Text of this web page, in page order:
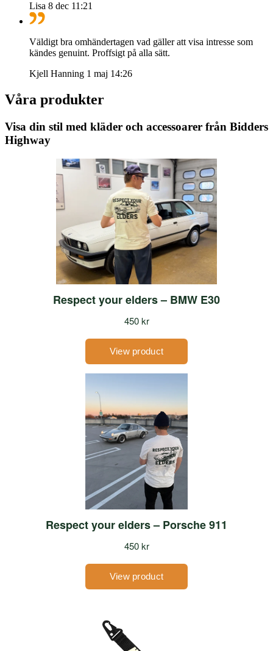
Lisa 8 dec 11:21
Väldigt bra omhändertagen vad gäller att visa intresse som
kändes genuint. Proffsigt på alla sätt.
Kjell Hanning 1 maj 14:26
Våra produkter
Visa din stil med kläder och accessoarer från Bidders
Highway